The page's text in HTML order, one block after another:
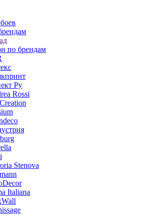
по брендам
Ру
Rossi
Stenova
Italiana